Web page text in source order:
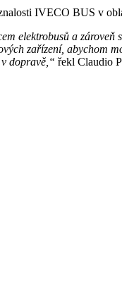
IVECO BUS v
elektrobusů a
zařízení, abychom
dopravě,“ řekl Claudio